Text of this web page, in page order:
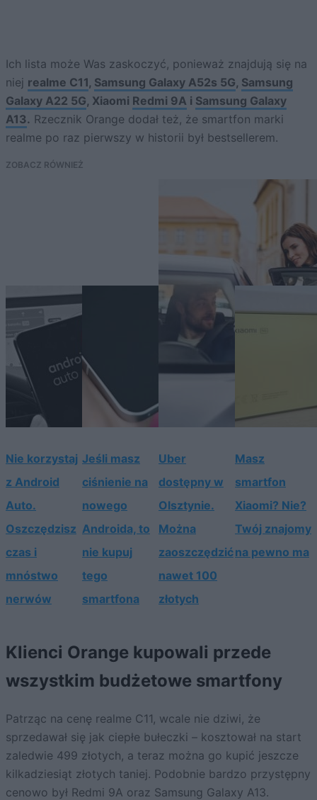
Ich lista może Was zaskoczyć, ponieważ znajdują się na
niej realme C11, Samsung Galaxy A52s 5G, Samsung
Galaxy A22 5G, Xiaomi Redmi 9A i Samsung Galaxy
A13. Rzecznik Orange dodał też, że smartfon marki
realme po raz pierwszy w historii był bestsellerem.
ZOBACZ RÓWNIEŻ
Nie korzystaj
z Android
Auto.
Oszczędzisz
czas i
mnóstwo
nerwów
Jeśli masz
ciśnienie na
nowego
Androida, to
nie kupuj
tego
smartfona
Uber
dostępny w
Olsztynie.
Można
zaoszczędzić
nawet 100
złotych
Masz
smartfon
Xiaomi? Nie?
Twój znajomy
na pewno ma
Klienci Orange kupowali przede
wszystkim budżetowe smartfony
Patrząc na cenę realme C11, wcale nie dziwi, że
sprzedawał się jak ciepłe bułeczki – kosztował na start
zaledwie 499 złotych, a teraz można go kupić jeszcze
kilkadziesiąt złotych taniej. Podobnie bardzo przystępny
cenowo był Redmi 9A oraz Samsung Galaxy A13.